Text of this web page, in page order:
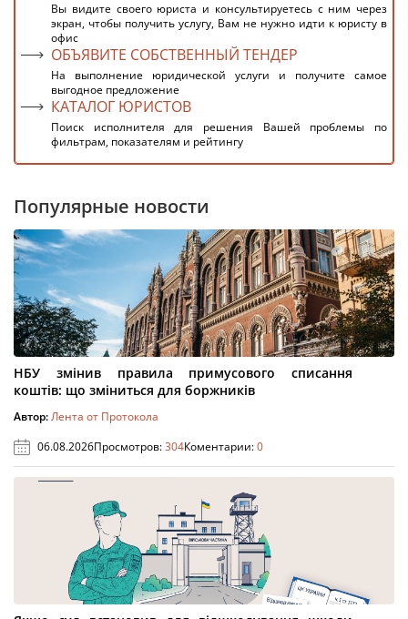
Вы видите своего юриста и консультируетесь с ним через
экран, чтобы получить услугу, Вам не нужно идти к юристу в
офис
ОБЪЯВИТЕ СОБСТВЕННЫЙ ТЕНДЕР
На выполнение юридической услуги и получите самое
выгодное предложение
КАТАЛОГ ЮРИСТОВ
Поиск исполнителя для решения Вашей проблемы по
фильтрам, показателям и рейтингу
Популярные новости
НБУ змінив правила примусового списання
коштів: що зміниться для боржників
Автор:Лента от Протокола
06.08.2026Просмотров:304Коментарии:0